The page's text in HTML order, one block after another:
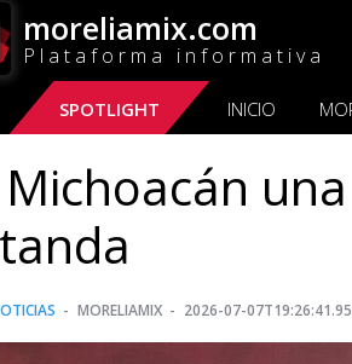
moreliamix.com
Plataforma informativa
SPOTLIGHT INICIO
Michoacán
MORELIAMIX 2026-07-